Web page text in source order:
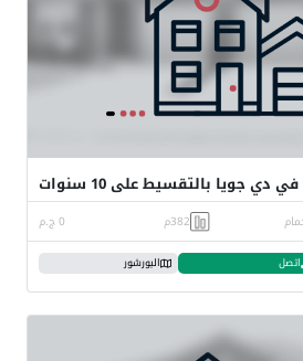
382م 0 ج.م
اتصل البورشور